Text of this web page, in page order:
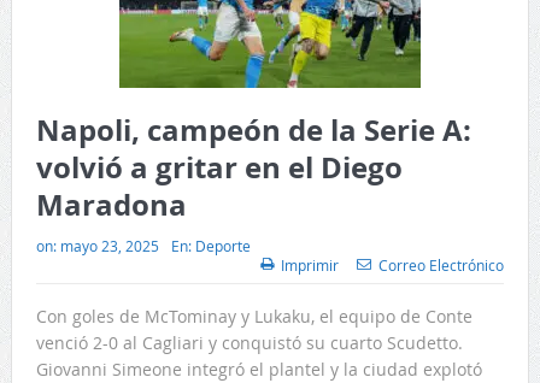
Napoli, campeón de la Serie A:
volvió a gritar en el Diego
Maradona
on: mayo 23, 2025 En: Deporte
Imprimir
Correo Electrónico
Con goles de McTominay y Lukaku, el equipo de Conte
venció 2-0 al Cagliari y conquistó su cuarto Scudetto.
Giovanni Simeone integró el plantel y la ciudad explotó